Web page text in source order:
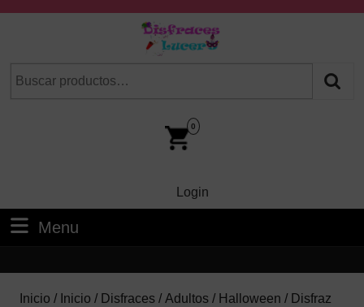
Cuando hay resultados autocompletados, puedes utilizar
0
LoginLogin
Menu
Inicio / Inicio / Disfraces / Adultos / Halloween / Disfraz